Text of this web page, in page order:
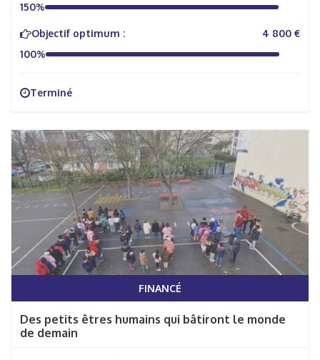
150%
Objectif optimum :
4 800 €
100%
Terminé
FINANCÉ
Des petits êtres humains qui bâtiront le monde
de demain